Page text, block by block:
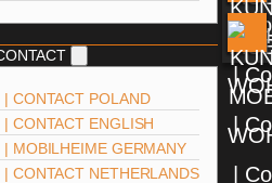
POLAND
ENGLISH
GERMANY
NETHERLANDS